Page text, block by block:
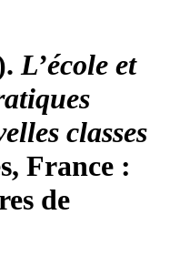
L’école et
classes
France :
de